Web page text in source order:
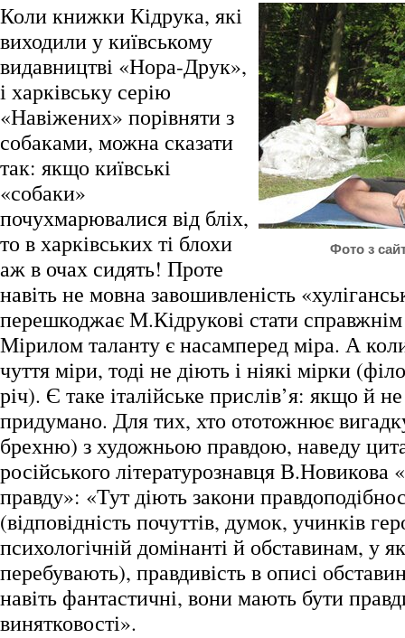
Фото з
Коли книжки Кідрука, які
виходили у київському
видавництві «Нора-Друк»,
і харківську серію
«Навіжених» порівняти з
собаками, можна сказати
так: якщо київські
«собаки»
почухмарювалися від бліх,
то в харківських ті блохи
аж в очах сидять! Проте
навіть не мовна завошивленість
перешкоджає М.Кідрукові стати
Мірилом таланту є насамперед міра. А
чуття міри, тоді не діють і ніякі мірки
річ). Є таке італійське прислів’я: якщо й
придумано. Для тих, хто ототожнює
брехню) з художньою правдою, наведу
російського літературознавця
правду»: «Тут діють закони
(відповідність почуттів, думок, учинків
психологічній домінанті й обставинам, у
перебувають), правдивість в описі
навіть фантастичні, вони мають бути
винятковості».